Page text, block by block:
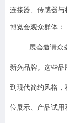
连接器、传感器与
博览会观众群体：
展会邀请众
新兴品牌。这些
到现代简约风格，
位展示、产品试用